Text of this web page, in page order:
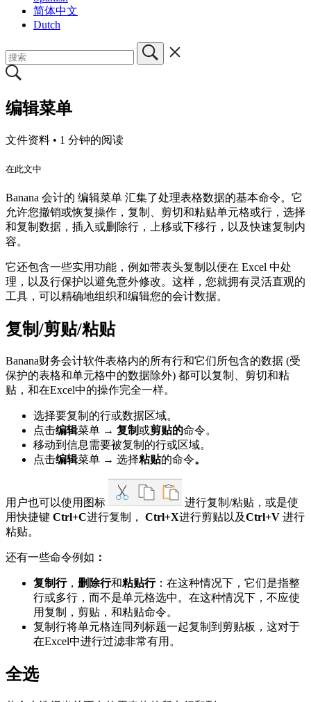
简体中文
Dutch
编辑菜单
文件资料 • 1 分钟的阅读
在此文中
Banana 会计的 编辑菜单 汇集了处理表格数据的基本命令。它
允许您撤销或恢复操作，复制、剪切和粘贴单元格或行，选择
和复制数据，插入或删除行，上移或下移行，以及快速复制内
容。
它还包含一些实用功能，例如带表头复制以便在 Excel 中处
理，以及行保护以避免意外修改。这样，您就拥有灵活直观的
工具，可以精确地组织和编辑您的会计数据。
复制/剪贴/粘贴
Banana财务会计软件表格内的所有行和它们所包含的数据 (受
保护的表格和单元格中的数据除外) 都可以复制、剪切和粘
贴，和在Excel中的操作完全一样。
选择要复制的行或数据区域。
点击编辑菜单 → 复制或剪贴的命令。
移动到信息需要被复制的行或区域。
点击编辑菜单 → 选择粘贴的命令。
用户也可以使用图标
进行复制/粘贴，或是使
用快捷键 Ctrl+C进行复制， Ctrl+X进行剪贴以及Ctrl+V 进行
粘贴。
还有一些命令例如 ：
复制行， 删除行和粘贴行：在这种情况下，它们是指整
行或多行，而不是单元格选中。在这种情况下，不应使
用复制，剪贴，和粘贴命令。
复制行将单元格连同列标题一起复制到剪贴板，这对于
在Excel中进行过滤非常有用。
全选